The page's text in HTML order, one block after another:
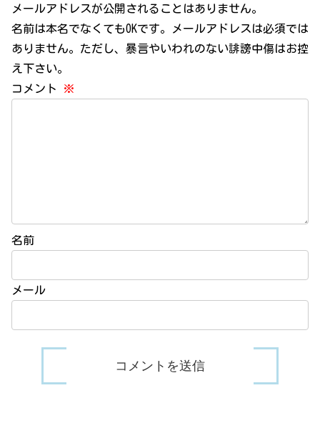
メールアドレスが公開されることはありません。
名前は本名でなくてもOKです。メールアドレスは必須では
ありません。ただし、暴言やいわれのない誹謗中傷はお控
え下さい。
コメント
※
名前
メール